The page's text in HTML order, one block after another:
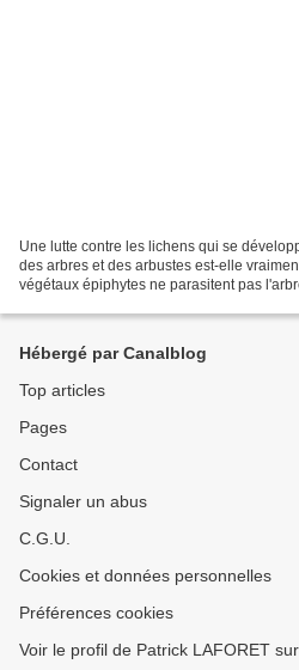
Une lutte contre les lichens qui se
des arbres et des arbustes est-elle
végétaux épiphytes ne parasitent pas
Hébergé par Canalblog
Top articles
Pages
Contact
Signaler un abus
C.G.U.
Cookies et données personnelles
Préférences cookies
Voir le profil de Patrick LAFORET